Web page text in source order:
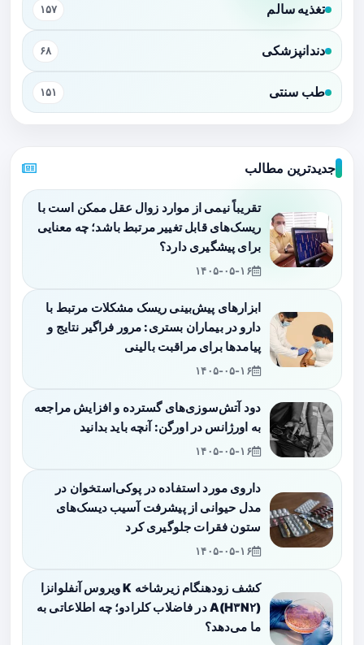
تغذیه سالم ۱۵۷
دندانپزشکی ۶۸
طب سنتی ۱۵۱
جدیدترین مطالب
تقریباً نیمی از موارد زوال عقل ممکن است با
ریسک‌های قابل تغییر مرتبط باشد؛ چه معنایی
برای پیشگیری دارد؟
۱۴۰۵-۰۵-۱۶
ابزارهای پیش‌بینی ریسک مشکلات مرتبط با
دارو در بیماران بستری: مرور فراگیر نتایج و
پیامدها برای مراقبت بالینی
۱۴۰۵-۰۵-۱۶
دود آتش‌سوزی‌های گسترده و افزایش مراجعه
به اورژانس در اورگن: آنچه باید بدانید
۱۴۰۵-۰۵-۱۶
داروی مورد استفاده در پوکی‌استخوان در
مدل حیوانی از پیشرفت آسیب دیسک‌های
ستون فقرات جلوگیری کرد
۱۴۰۵-۰۵-۱۶
کشف زودهنگام زیرشاخه K ویروس آنفلوانزا
A(H۳N۲) در فاضلاب کلرادو؛ چه اطلاعاتی به
ما می‌دهد؟